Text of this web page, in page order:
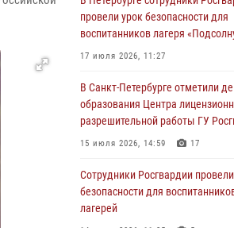
стрелявшего из пускового
с жилыми домами
06 августа 2026, 11:36
Сотрудники и военнослужащие
обеспечили правопорядок при
матча "Зенит" - "Балтика"
06 августа 2026, 07:30 10
В Выборгском районе наряд
обнаружил разыскиваемый
автотранспорт
провели урок безопасности для
воспитанников лагеря
17 июля 2026, 11:27
В Санкт-Петербурге отметили
образования Центра
разрешительной работы ГУ
15 июля 2026, 14:59 17
Сотрудники Росгвардии
безопасности для
лагерей